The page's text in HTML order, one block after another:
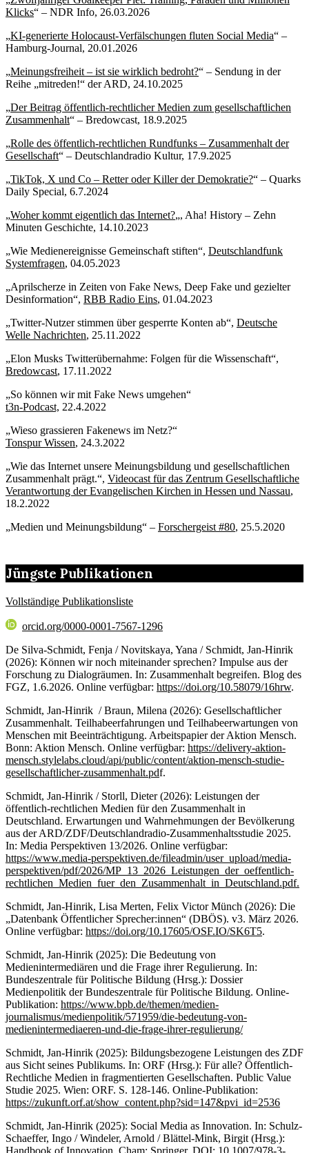
Klicks“ – NDR Info, 26.03.2026
„KI-generierte Holocaust-Verfälschungen fluten Social Media“ –
Hamburg-Journal, 20.01.2026
„Meinungsfreiheit – ist sie wirklich bedroht?“ – Sendung in der
Reihe „mitreden!“ der ARD, 24.10.2025
„Der Beitrag öffentlich-rechtlicher Medien zum gesellschaftlichen
Zusammenhalt“ – Bredowcast, 18.9.2025
„Rolle des öffentlich-rechtlichen Rundfunks – Zusammenhalt der
Gesellschaft“ – Deutschlandradio Kultur, 17.9.2025
„TikTok, X und Co – Retter oder Killer der Demokratie?“ – Quarks
Daily Special, 6.7.2024
„Woher kommt eigentlich das Internet?„, Aha! History – Zehn
Minuten Geschichte, 14.10.2023
„Wie Medienereignisse Gemeinschaft stiften“, Deutschlandfunk
Systemfragen, 04.05.2023
„Aprilscherze in Zeiten von Fake News, Deep Fake und gezielter
Desinformation“, RBB Radio Eins, 01.04.2023
„Twitter-Nutzer stimmen über gesperrte Konten ab“, Deutsche
Welle Nachrichten, 25.11.2022
„Elon Musks Twitterübernahme: Folgen für die Wissenschaft“,
Bredowcast, 17.11.2022
„So können wir mit Fake News umgehen“
t3n-Podcast, 22.4.2022
„Wieso grassieren Fakenews im Netz?“
Tonspur Wissen, 24.3.2022
„Wie das Internet unsere Meinungsbildung und gesellschaftlichen
Zusammenhalt prägt.“, Videocast für das Zentrum Gesellschaftliche
Verantwortung der Evangelischen Kirchen in Hessen und Nassau,
18.2.2022
„Medien und Meinungsbildung“ – Forschergeist #80, 25.5.2020
Jüngste Publikationen
Vollständige Publikationsliste
orcid.org/0000-0001-7567-1296
De Silva-Schmidt, Fenja / Novitskaya, Yana / Schmidt, Jan-Hinrik
(2026): Können wir noch miteinander sprechen? Impulse aus der
Forschung zu Dialogräumen. In: Zusammenhalt begreifen. Blog des
FGZ, 1.6.2026. Online verfügbar: https://doi.org/10.58079/16hrw.
Schmidt, Jan-Hinrik / Braun, Milena (2026): Gesellschaftlicher
Zusammenhalt. Teilhabeerfahrungen und Teilhabeerwartungen von
Menschen mit Beeinträchtigung. Arbeitspapier der Aktion Mensch.
Bonn: Aktion Mensch. Online verfügbar: https://delivery-aktion-
mensch.stylelabs.cloud/api/public/content/aktion-mensch-studie-
gesellschaftlicher-zusammenhalt.pdf.
Schmidt, Jan-Hinrik / Storll, Dieter (2026): Leistungen der
öffentlich-rechtlichen Medien für den Zusammenhalt in
Deutschland. Erwartungen und Wahrnehmungen der Bevölkerung
aus der ARD/ZDF/Deutschlandradio-Zusammenhaltsstudie 2025.
In: Media Perspektiven 13/2026. Online verfügbar:
https://www.media-perspektiven.de/fileadmin/user_upload/media-
perspektiven/pdf/2026/MP_13_2026_Leistungen_der_oeffentlich-
rechtlichen_Medien_fuer_den_Zusammenhalt_in_Deutschland.pdf.
Schmidt, Jan-Hinrik, Lisa Merten, Felix Victor Münch (2026): Die
„Datenbank Öffentlicher Sprecher:innen“ (DBÖS). v3. März 2026.
Online verfügbar: https://doi.org/10.17605/OSF.IO/SK6T5.
Schmidt, Jan-Hinrik (2025): Die Bedeutung von
Medienintermediären und die Frage ihrer Regulierung. In:
Bundeszentrale für Politische Bildung (Hrsg.): Dossier
Medienpolitik der Bundeszentrale für Politische Bildung. Online-
Publikation: https://www.bpb.de/themen/medien-
journalismus/medienpolitik/571959/die-bedeutung-von-
medienintermediaeren-und-die-frage-ihrer-regulierung/
Schmidt, Jan-Hinrik (2025): Bildungsbezogene Leistungen des ZDF
aus Sicht seines Publikums. In: ORF (Hrsg.): Für alle? Öffentlich-
Rechtliche Medien in fragmentierten Gesellschaften. Public Value
Studie 2025. Wien: ORF. S. 128-146. Online-Publikation:
https://zukunft.orf.at/show_content.php?sid=147&pvi_id=2536
Schmidt, Jan-Hinrik (2025): Social Media as Innovation. In: Schulz-
Schaeffer, Ingo / Windeler, Arnold / Blättel-Mink, Birgit (Hrsg.):